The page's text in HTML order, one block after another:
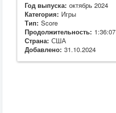
Год выпуска: октябрь 2024
Категория: Игры
Тип: Score
Продолжительность: 1:36:07
Страна: США
Добавлено: 31.10.2024